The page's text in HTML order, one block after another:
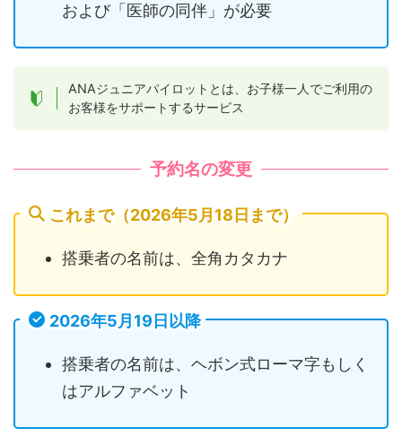
および「医師の同伴」が必要
ANAジュニアパイロットとは、お子様一人でご利用の
お客様をサポートするサービス
予約名の変更
これまで（2026年5月18日まで）
搭乗者の名前は、全角カタカナ
2026年5月19日以降
搭乗者の名前は、ヘボン式ローマ字もしく
はアルファベット